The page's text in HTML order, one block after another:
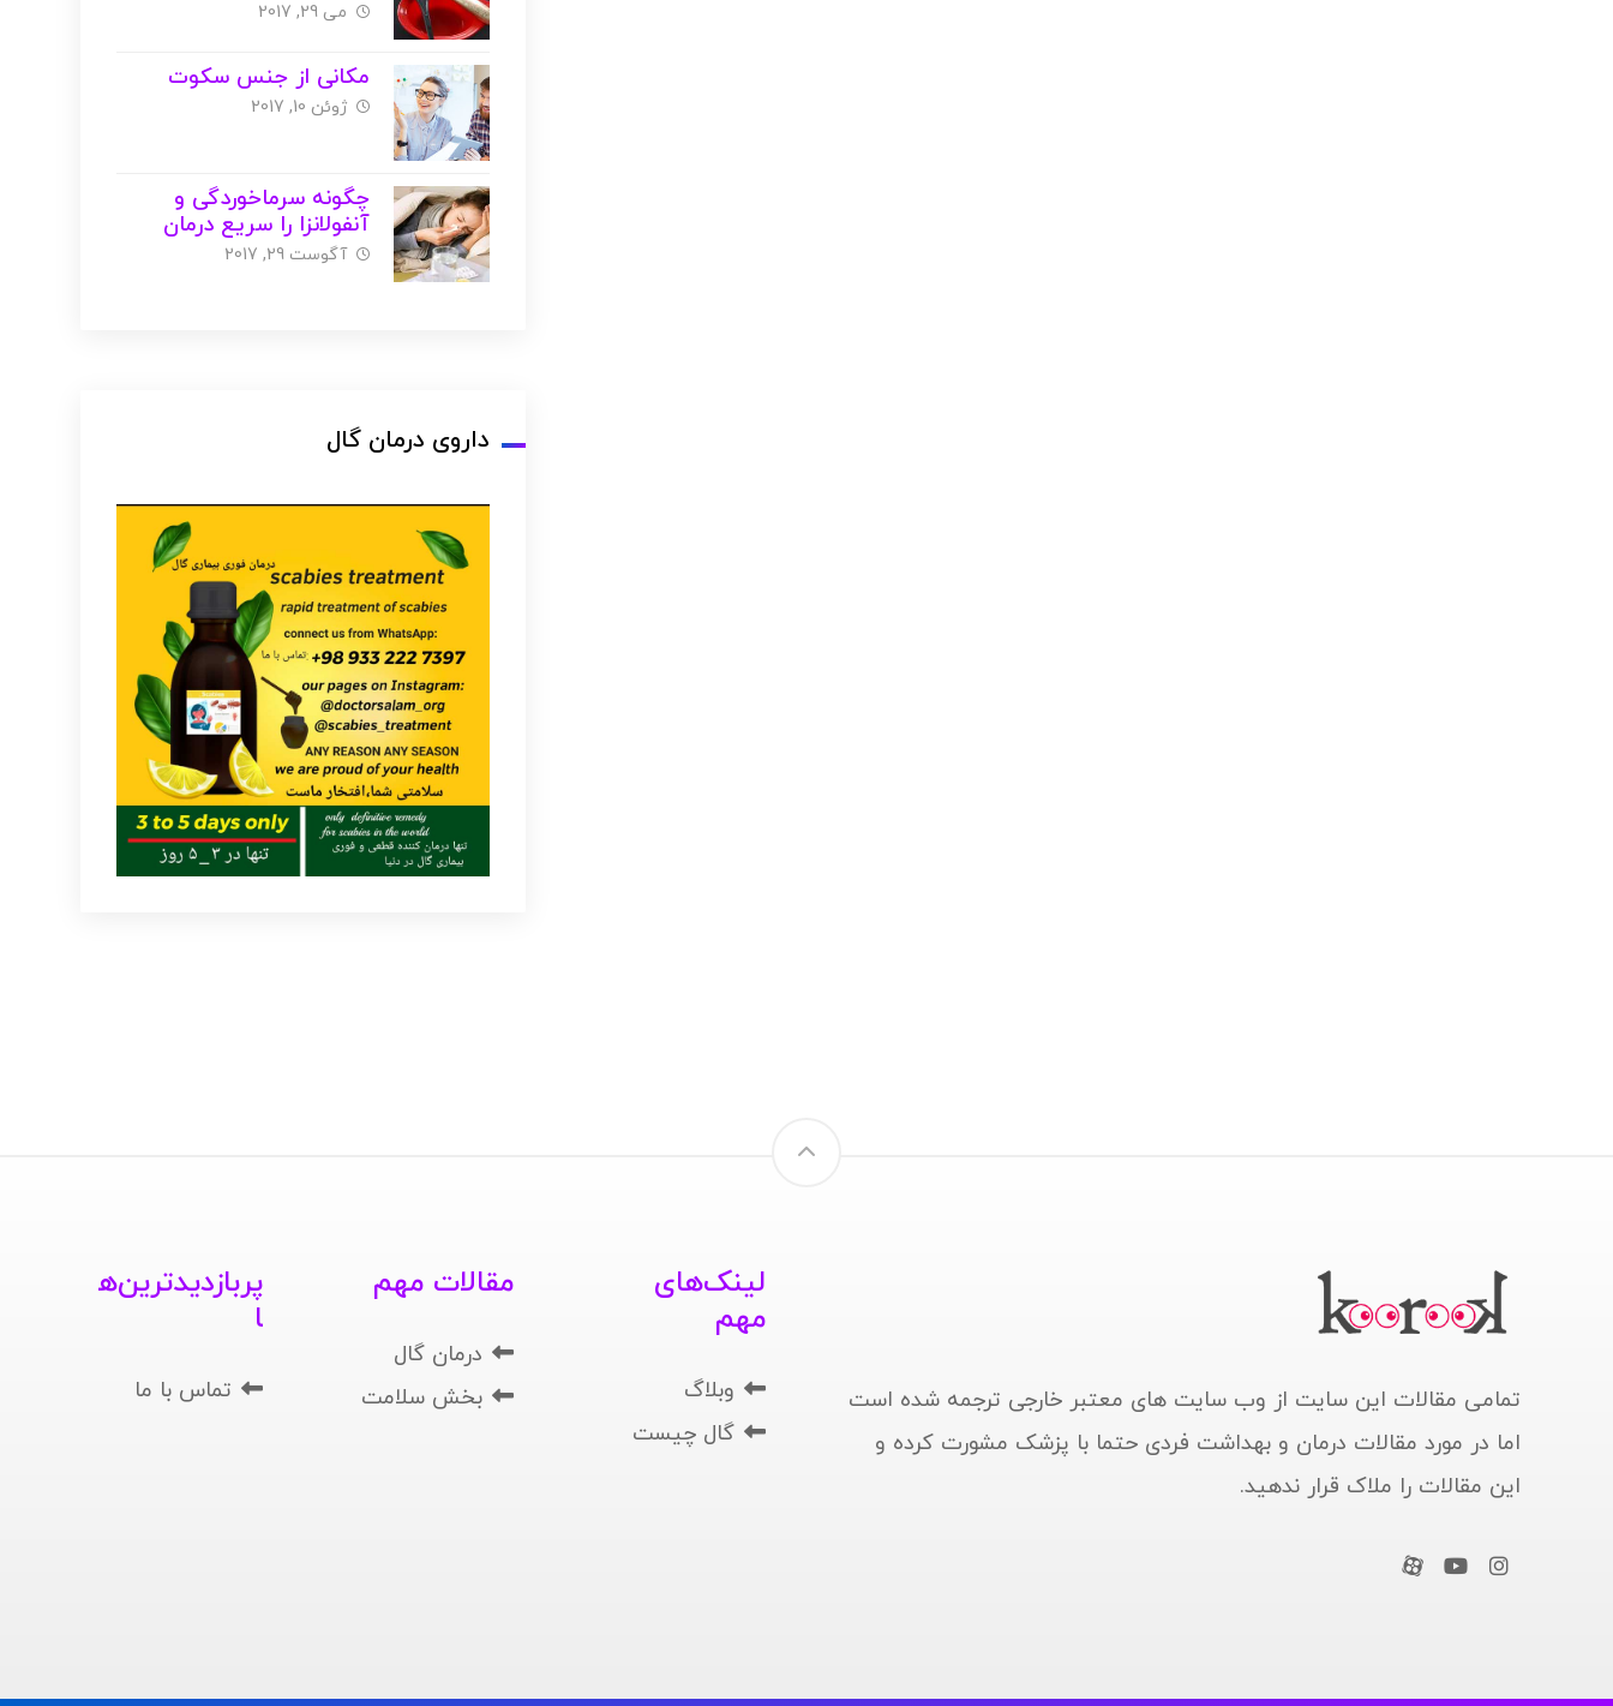
می 29, 2017
مکانی از جنس سکوت
ژوئن 10, 2017
چگونه سرماخوردگی و
آنفولانزا را سریع درمان
کنیم ؟ ( با عکس )
آگوست 29, 2017
داروی درمان گال
تمامی مقالات این سایت از وب سایت های معتبر خارجی ترجمه شده است
اما در مورد مقالات درمان و بهداشت فردی حتما با پزشک مشورت کرده و
این مقالات را ملاک قرار ندهید.
لینک‌های
مهم
وبلاگ
گال چیست
مقالات مهم
درمان گال
بخش سلامت
پربازدیدترین‌ه
ا
تماس با ما